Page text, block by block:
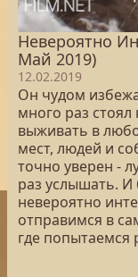
Невероятно
Май 2019)
12.02.2019
Он чудом
много раз
выживать в
мест, людей и
точно уверен -
раз услышать. И
невероятно
отправимся в
где попытаемся